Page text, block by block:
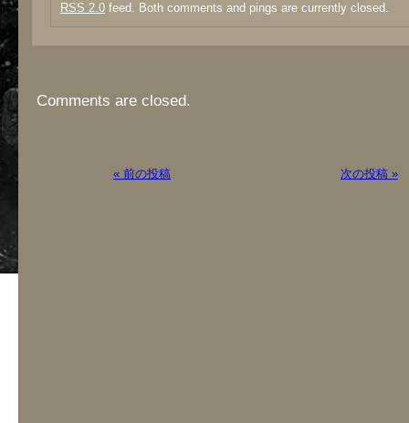
RSS 2.0 feed. Both comments and pings are currently closed.
Comments are closed.
« 前の投稿 次の投稿 »